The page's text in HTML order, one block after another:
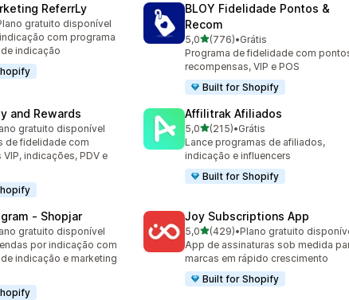
ReferrLy
ao todo
gratuito disponível
com programa
indicação
BLOY Fidelidade Pontos &
Recom
5,0de 5 estrelas
(776)
776 avaliações ao todo
•Grátis
Programa de fidelidade com
recompensas, VIP e POS
Built for Shopify
and Rewards
ao todo
gratuito disponível
de fidelidade com
indicações, PDV e
Affilitrak Afiliados
5,0de 5 estrelas
(215)
215 avaliações ao todo
•Grátis
Lance programas de afiliados,
indicação e influencers
Built for Shopify
‑ Shopjar
ao todo
gratuito disponível
por indicação com
indicação e marketing
Joy Subscriptions App
5,0de 5 estrelas
(429)
429 avaliações ao todo
•Plano gratuito
App de assinaturas sob medida
marcas em rápido crescimento
Built for Shopify